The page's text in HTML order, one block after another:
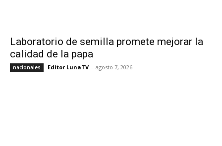
Laboratorio de semilla promete mejorar la
calidad de la papa
nacionales Editor LunaTV - agosto 7, 2026